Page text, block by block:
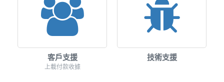
客戶支援
上載付款收據
技術支援